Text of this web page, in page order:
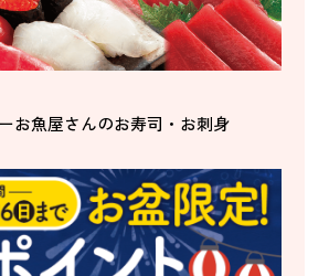
お魚屋さんのお寿司・お刺身